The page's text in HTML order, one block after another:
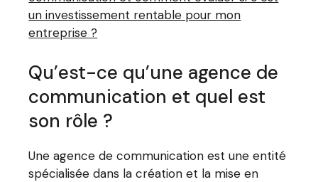
un investissement rentable pour mon
entreprise ?
Qu’est-ce qu’une agence de
communication et quel est
son rôle ?
Une agence de communication est une entité
spécialisée dans la création et la mise en